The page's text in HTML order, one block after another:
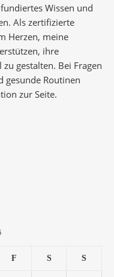
Wissen und
Als zertifizierte
Herzen, meine
ihre
gestalten. Bei Fragen
gesunde Routinen
zur Seite.
F S S